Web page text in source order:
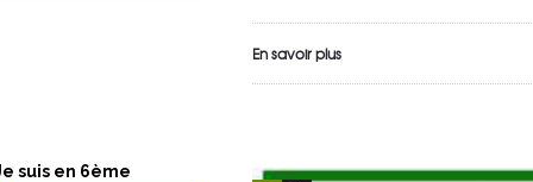
En savoir plus
suis en 6ème